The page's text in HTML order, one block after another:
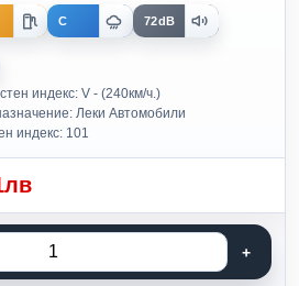
C 72dB
индекс: V - (240км/ч.)
Леки Автомобили
индекс: 101